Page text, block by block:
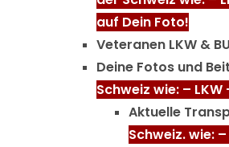
auf Dein Foto!
Veteranen LKW &
Deine Fotos und
Schweiz wie: –
Aktuelle
Schweiz. wie: